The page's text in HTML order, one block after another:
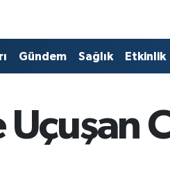
Gündem Sağlık Etkinlik